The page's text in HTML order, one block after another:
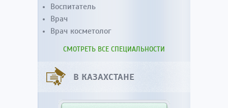
Воспитатель
Врач
Врач косметолог
СМОТРЕТЬ ВСЕ СПЕЦИАЛЬНОСТИ
В КАЗАХСТАНЕ